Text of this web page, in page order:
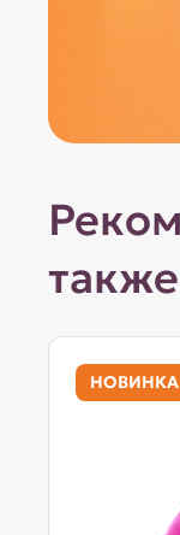
также
НОВИНКА